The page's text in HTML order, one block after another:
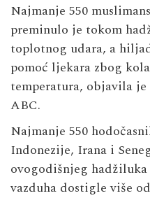
Najmanje 550
preminulo je tokom
toplotnog udara, a
pomoć ljekara zbog
temperatura, objavila
ABC.
Najmanje 550
Indonezije, Irana i
ovogodišnjeg
vazduha dostigle više